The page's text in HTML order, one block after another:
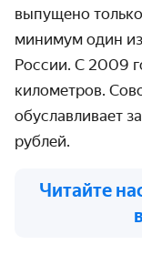
выпущено
минимум один из
России. С 2009
километров.
обуславливает
рублей.
Читайте